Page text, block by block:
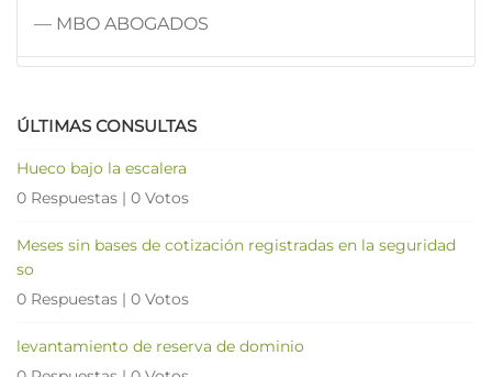
— MBO ABOGADOS
ÚLTIMAS CONSULTAS
Hueco bajo la escalera
0 Respuestas | 0 Votos
Meses sin bases de cotización registradas en la seguridad
so
0 Respuestas | 0 Votos
levantamiento de reserva de dominio